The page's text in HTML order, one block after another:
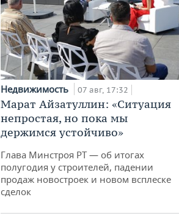
Недвижимость 07 авг, 17:32
Марат Айзатуллин: «Ситуация
непростая, но пока мы
держимся устойчиво»
Глава Минстроя РТ — об итогах
полугодия у строителей, падении
продаж новостроек и новом всплеске
сделок